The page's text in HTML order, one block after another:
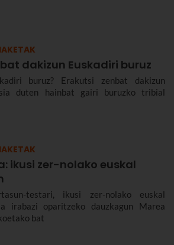
dakizun Euskadiri buruz
buruz? Erakutsi zenbat dakizun
duten hainbat gairi buruzko tribial
ikusi zer-nolako euskal
testari, ikusi zer-nolako euskal
irabazi oparitzeko dauzkagun Marea
bat